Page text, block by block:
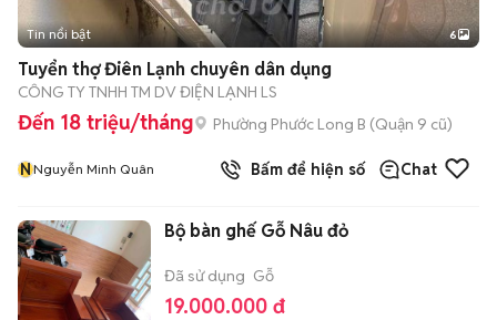
+2
Tin nổi bật 6
Tuyển thợ Điên Lạnh chuyên dân dụng
CÔNG TY TNHH TM DV ĐIỆN LẠNH LS
Đến 18 triệu/tháng Phường Phước Long B (Quận 9 cũ)
NNguyễn Minh Quân Bấm để hiện số Chat
Bộ bàn ghế Gỗ Nâu đỏ
Đã sử dụng Gỗ
19.000.000 đ